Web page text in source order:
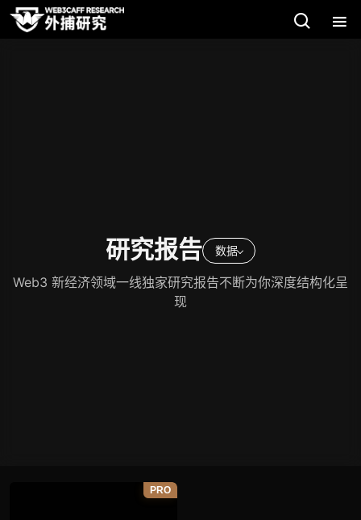
研究报告 数据
Web3 新经济领域一线独家研究报告不断为你深度结构化呈
现
PRO